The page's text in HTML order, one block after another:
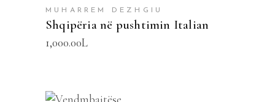
MUHARREM DEZHGIU
Shqipëria në pushtimin Italian
1,000.00L